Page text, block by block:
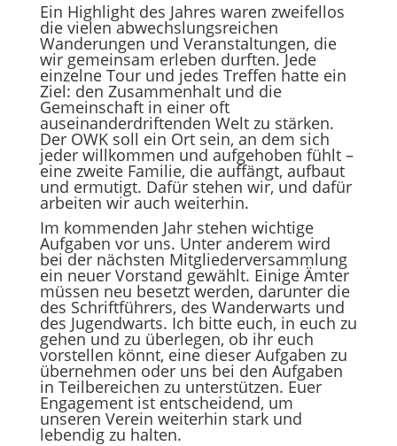
Ein Highlight des Jahres waren zweifellos
die vielen abwechslungsreichen
Wanderungen und Veranstaltungen, die
wir gemeinsam erleben durften. Jede
einzelne Tour und jedes Treffen hatte ein
Ziel: den Zusammenhalt und die
Gemeinschaft in einer oft
auseinanderdriftenden Welt zu stärken.
Der OWK soll ein Ort sein, an dem sich
jeder willkommen und aufgehoben fühlt –
eine zweite Familie, die auffängt, aufbaut
und ermutigt. Dafür stehen wir, und dafür
arbeiten wir auch weiterhin.
Im kommenden Jahr stehen wichtige
Aufgaben vor uns. Unter anderem wird
bei der nächsten Mitgliederversammlung
ein neuer Vorstand gewählt. Einige Ämter
müssen neu besetzt werden, darunter die
des Schriftführers, des Wanderwarts und
des Jugendwarts. Ich bitte euch, in euch zu
gehen und zu überlegen, ob ihr euch
vorstellen könnt, eine dieser Aufgaben zu
übernehmen oder uns bei den Aufgaben
in Teilbereichen zu unterstützen. Euer
Engagement ist entscheidend, um
unseren Verein weiterhin stark und
lebendig zu halten.